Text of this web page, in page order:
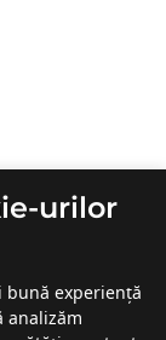
urilor
bună experiență
analizăm